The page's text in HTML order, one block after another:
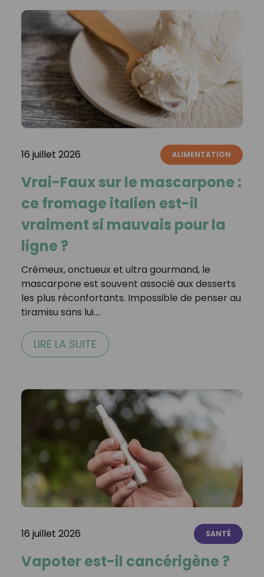
16 juillet 2026 ALIMENTATION
Vrai-Faux sur le mascarpone :
ce fromage italien est-il
vraiment si mauvais pour la
ligne ?
Crémeux, onctueux et ultra gourmand, le
mascarpone est souvent associé aux desserts
les plus réconfortants. Impossible de penser au
tiramisu sans lui.…
LIRE LA SUITE
16 juillet 2026 SANTÉ
Vapoter est-il cancérigène ?